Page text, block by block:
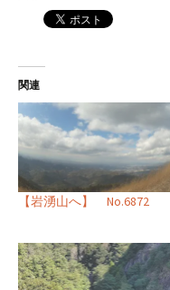
関連
【岩湧山へ】 No.6872